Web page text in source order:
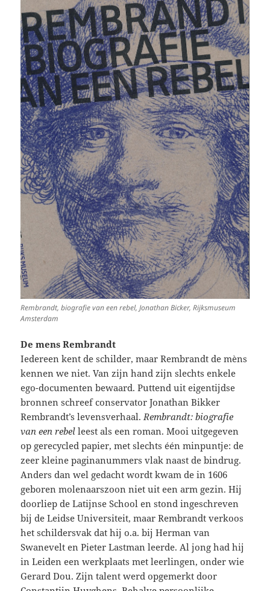
Rembrandt, biografie van een rebel, Jonathan Bicker, Rijksmuseum
Amsterdam
De mens Rembrandt
Iedereen kent de schilder, maar Rembrandt de mèns
kennen we niet. Van zijn hand zijn slechts enkele
ego-documenten bewaard. Puttend uit eigentijdse
bronnen schreef conservator Jonathan Bikker
Rembrandt’s levensverhaal. Rembrandt: biografie
van een rebel leest als een roman. Mooi uitgegeven
op gerecycled papier, met slechts één minpuntje: de
zeer kleine paginanummers vlak naast de bindrug.
Anders dan wel gedacht wordt kwam de in 1606
geboren molenaarszoon niet uit een arm gezin. Hij
doorliep de Latijnse School en stond ingeschreven
bij de Leidse Universiteit, maar Rembrandt verkoos
het schildersvak dat hij o.a. bij Herman van
Swanevelt en Pieter Lastman leerde. Al jong had hij
in Leiden een werkplaats met leerlingen, onder wie
Gerard Dou. Zijn talent werd opgemerkt door